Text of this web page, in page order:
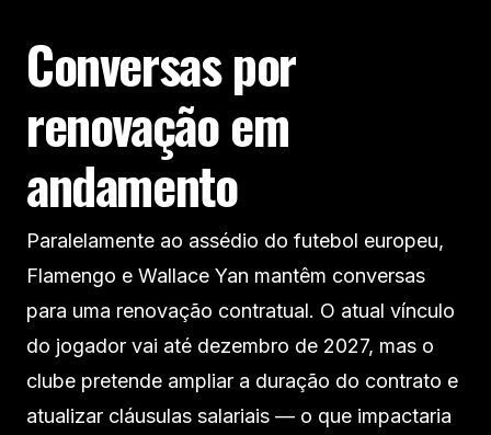
Conversas por
renovação em
andamento
Paralelamente ao assédio do futebol europeu,
Flamengo e Wallace Yan mantêm conversas
para uma renovação contratual. O atual vínculo
do jogador vai até dezembro de 2027, mas o
clube pretende ampliar a duração do contrato e
atualizar cláusulas salariais — o que impactaria